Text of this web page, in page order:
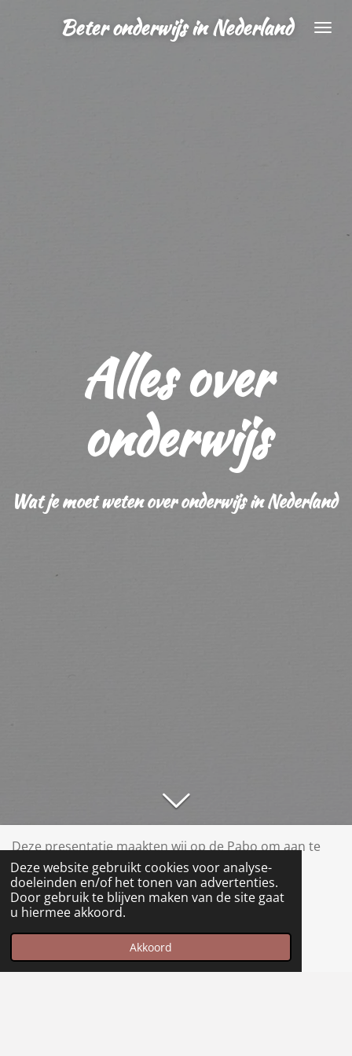
Deze website gebruikt cookies voor analyse-
doeleinden en/of het tonen van advertenties.
Door gebruik te blijven maken van de site gaat
u hiermee akkoord.
Akkoord
Beter onderwijs in Nederland
Alles over
onderwijs
Wat je moet weten over onderwijs in Nederland
Deze presentatie maakten wij op de Pabo om aan te
geven wat het onderwijs in Nederland nu precies
inhoudt.